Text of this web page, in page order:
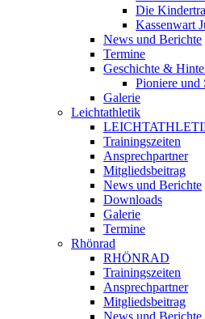
Die
Kassenwart
News und Berichte
Termine
Geschichte &
Pioniere und
Galerie
Leichtathletik
Trainingszeiten
Ansprechpartner
Mitgliedsbeitrag
News und Berichte
Downloads
Galerie
Termine
Rhönrad
RHÖNRAD
Trainingszeiten
Ansprechpartner
Mitgliedsbeitrag
News und Berichte